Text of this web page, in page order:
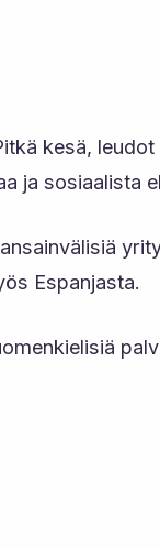
kesä,
ja sosiaalista
Espanjasta.